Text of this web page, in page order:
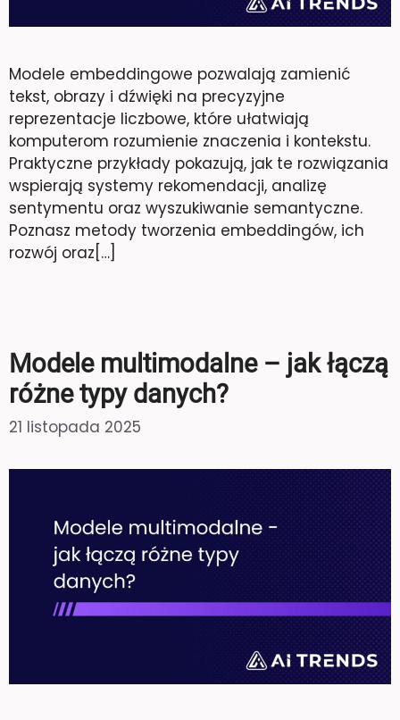
Modele embeddingowe pozwalają zamienić
tekst, obrazy i dźwięki na precyzyjne
reprezentacje liczbowe, które ułatwiają
komputerom rozumienie znaczenia i kontekstu.
Praktyczne przykłady pokazują, jak te rozwiązania
wspierają systemy rekomendacji, analizę
sentymentu oraz wyszukiwanie semantyczne.
Poznasz metody tworzenia embeddingów, ich
rozwój oraz[…]
Modele multimodalne – jak łączą
różne typy danych?
21 listopada 2025